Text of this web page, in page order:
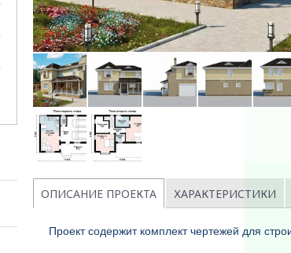
ОПИСАНИЕ ПРОЕКТА ХАРАКТЕРИСТИКИ
Проект содержит комплект чертежей для